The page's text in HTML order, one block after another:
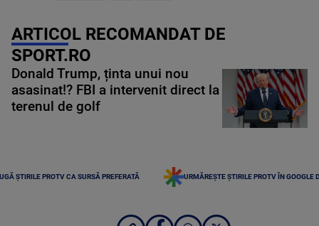
ARTICOL RECOMANDAT DE
SPORT.RO
Donald Trump, ținta unui nou
asasinat!? FBI a intervenit direct la
terenul de golf
ȘTIRILE PROTV CA SURSĂ PREFERATĂ URMĂREȘTE ȘTIRILE PROTV ÎN GOOGLE